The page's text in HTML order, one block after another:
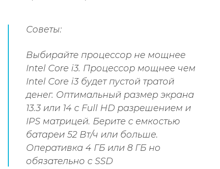
Советы:
Выбирайте процессор не мощнее
Intel Core i3. Процессор мощнее чем
Intel Core i3 будет пустой тратой
денег. Оптимальный размер экрана
13.3 или 14 с Full HD разрешением и
IPS матрицей. Берите с емкостью
батареи 52 Вт/ч или больше.
Оперативка 4 ГБ или 8 ГБ но
обязательно с SSD